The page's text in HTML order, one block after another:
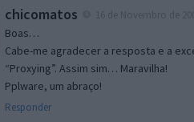
chicomatos
Boas…
Cabe-me agradecer a resposta e a
“Proxying”. Assim sim… Maravilha!
Pplware, um abraço!
Responder